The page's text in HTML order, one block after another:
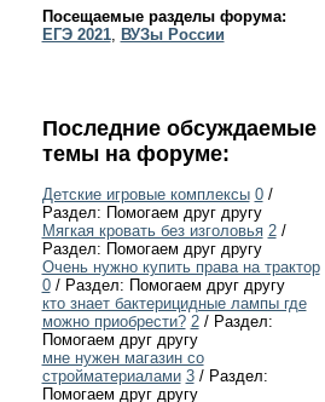
Посещаемые разделы форума:
ЕГЭ 2021, ВУЗы России
Последние обсуждаемые
темы на форуме:
Детские игровые комплексы 0/
Раздел: Помогаем друг другу
Мягкая кровать без изголовья 2/
Раздел: Помогаем друг другу
Очень нужно купить права на трактор
0/ Раздел: Помогаем друг другу
кто знает бактерицидные лампы где
можно приобрести? 2/ Раздел:
Помогаем друг другу
мне нужен магазин со
стройматериалами 3/ Раздел:
Помогаем друг другу